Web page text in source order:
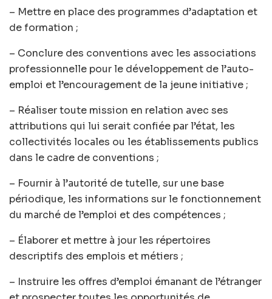
– Mettre en place des programmes d’adaptation et
de formation ;
– Conclure des conventions avec les associations
professionnelle pour le développement de l’auto-
emploi et l’encouragement de la jeune initiative ;
– Réaliser toute mission en relation avec ses
attributions qui lui serait confiée par l’état, les
collectivités locales ou les établissements publics
dans le cadre de conventions ;
– Fournir à l’autorité de tutelle, sur une base
périodique, les informations sur le fonctionnement
du marché de l’emploi et des compétences ;
– Élaborer et mettre à jour les répertoires
descriptifs des emplois et métiers ;
– Instruire les offres d’emploi émanant de l’étranger